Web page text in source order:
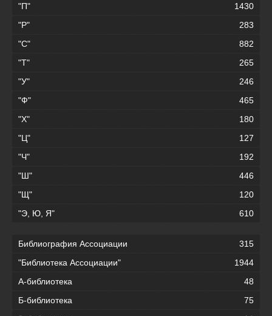
"П"
1430
"Р"
283
"С"
882
"Т"
265
"У"
246
"Ф"
465
"Х"
180
"Ц"
127
"Ч"
192
"Ш"
446
"Щ"
120
"Э, Ю, Я"
610
Библиография Ассоциации
315
"Библиотека Ассоциации"
1944
А-библиотека
48
Б-библиотека
75